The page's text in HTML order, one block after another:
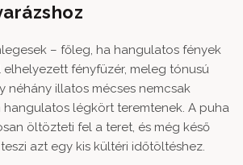
– főleg, ha hangulatos fények
elhelyezett fényfüzér, meleg tónusú
néhány illatos mécses nemcsak
hangulatos légkört teremtenek. A puha
öltözteti fel a teret, és még késő
azt egy kis kültéri időtöltéshez.